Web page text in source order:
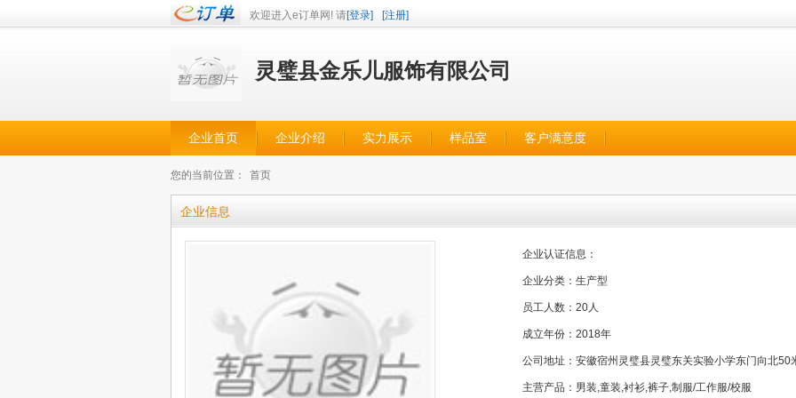
欢迎进入e订单网! 请[登录] [注册]
灵璧县金乐儿服饰有限公司
企业首页 企业介绍 实力展示 样品室 客户满意度
您的当前位置： 首页
企业信息
企业认证信息：
企业分类： 生产型
员工人数： 20人
成立年份： 2018年
公司地址： 安徽宿州灵璧县灵璧东关实验小学东门向北50
主营产品： 男装,童装,衬衫,裤子,制服/工作服/校服